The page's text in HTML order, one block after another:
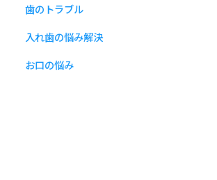
歯のトラブル
入れ歯の悩み解決
お口の悩み